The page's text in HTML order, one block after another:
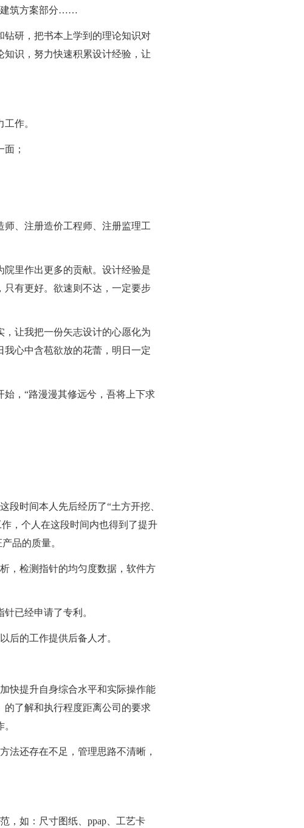
建筑方案部分……
研，把书本上学到的理论知识对
识，努力快速积累设计经验，让
作。
；
、注册造价工程师、注册监理工
里作出更多的贡献。设计经验是
有更好。欲速则不达，一定要步
让我把一份矢志设计的心愿化为
心中含苞欲放的花蕾，明日一定
，“路漫漫其修远兮，吾将上下求
段时间本人先后经历了“土方开挖、
，个人在这段时间内也得到了提升
品的质量。
，检测指针的均匀度数据，软件方
已经申请了专利。
后的工作提供后备人才。
快提升自身综合水平和实际操作能
了解和执行程度距离公司的要求
法还存在不足，管理思路不清晰，
，如：尺寸图纸、ppap、工艺卡